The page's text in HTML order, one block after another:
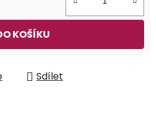
KOŠÍKU
Sdílet